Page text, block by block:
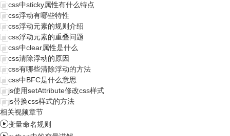
css中sticky属性有什么特点
css浮动有哪些特性
css浮动元素的规则介绍
css浮动元素的重叠问题
css中clear属性是什么
css清除浮动的原因
css有哪些清除浮动的方法
css中BFC是什么意思
js使用setAttribute修改css样式
js替换css样式的方法
相关视频章节
变量命名规则